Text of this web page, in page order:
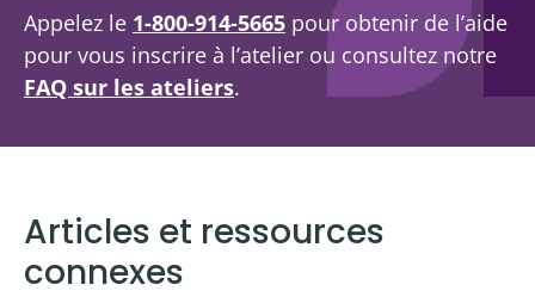
Appelez le 1-800-914-5665 pour obtenir de l’aide
pour vous inscrire à l’atelier ou consultez notre
FAQ sur les ateliers.
Articles et ressources
connexes